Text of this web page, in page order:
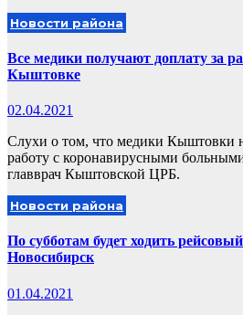
Новости района
Все медики получают доплату за
Кыштовке
02.04.2021
Слухи о том, что медики Кыштовки
работу с коронавирусными
главврач Кыштовской ЦРБ.
Новости района
По субботам будет ходить
Новосибирск
01.04.2021